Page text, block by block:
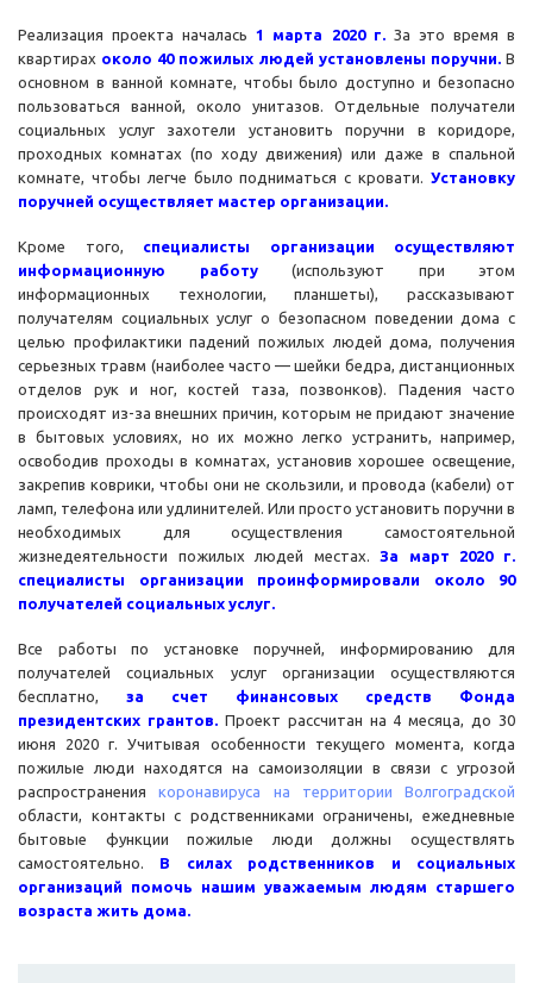
Реализация проекта началась1 марта 2020 г.За это время в
квартирах около 40 пожилых людей установлены поручни.В
основном в ванной комнате, чтобы было доступно и безопасно
пользоваться ванной, около унитазов. Отдельные получатели
социальных услуг захотели установить поручни в коридоре,
проходных комнатах (по ходу движения) или даже в спальной
комнате, чтобы легче было подниматься с кровати. Установку
поручней осуществляет мастер организации.
Кроме того, специалисты организации осуществляют
информационную работу(используют при этом
информационных технологии, планшеты), рассказывают
получателям социальных услуг о безопасном поведении дома с
целью профилактики падений пожилых людей дома, получения
серьезных травм (наиболее часто — шейки бедра, дистанционных
отделов рук и ног, костей таза, позвонков). Падения часто
происходят из-за внешних причин, которым не придают значение
в бытовых условиях, но их можно легко устранить, например,
освободив проходы в комнатах, установив хорошее освещение,
закрепив коврики, чтобы они не скользили, и провода (кабели) от
ламп, телефона или удлинителей. Или просто установить поручни в
необходимых для осуществления самостоятельной
жизнедеятельности пожилых людей местах.За март 2020 г.
специалисты организации проинформировали около 90
получателей социальных услуг.
Все работы по установке поручней, информированию для
получателей социальных услуг организации осуществляются
бесплатно, за счет финансовых средств Фонда
президентских грантов.Проект рассчитан на 4 месяца, до 30
июня 2020 г. Учитывая особенности текущего момента, когда
пожилые люди находятся на самоизоляции в связи с угрозой
распространениякоронавируса на территории Волгоградской
области, контакты с родственниками ограничены, ежедневные
бытовые функции пожилые люди должны осуществлять
самостоятельно. В силах родственников и социальных
организаций помочь нашим уважаемым людям старшего
возраста жить дома.